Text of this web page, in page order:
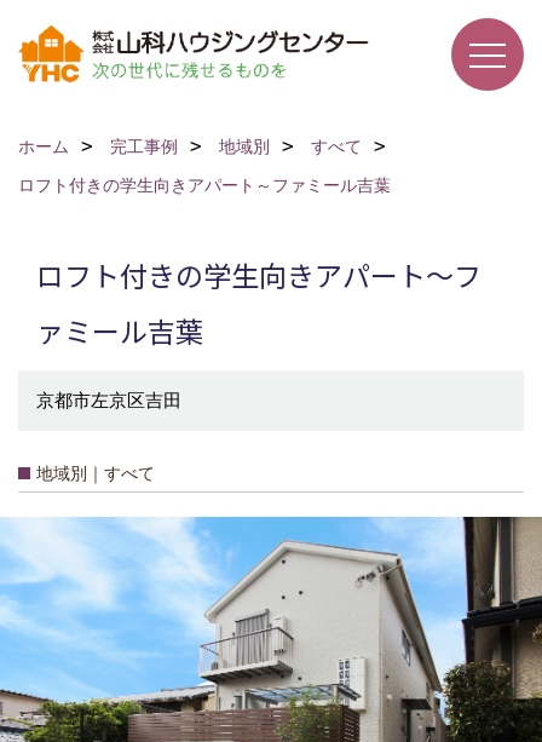
ホーム 完工事例 地域別
すべて
ロフト付きの学生向きアパート～ファミール吉葉
ロフト付きの学生向きアパート～フ
ァミール吉葉
京都市左京区吉田
地域別｜すべて